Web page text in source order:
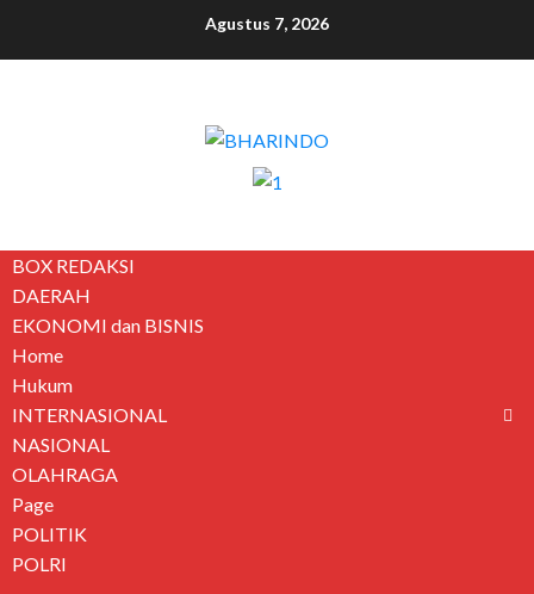
Agustus 7, 2026
BOX REDAKSI
DAERAH
EKONOMI dan BISNIS
Home
Hukum
INTERNASIONAL
NASIONAL
OLAHRAGA
Page
POLITIK
POLRI